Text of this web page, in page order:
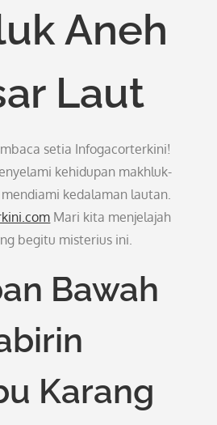
Aneh
Laut
setia Infogacorterkini!
kehidupan makhluk-
kedalaman lautan.
Mari kita menjelajah
begitu misterius ini.
Bawah
Karang